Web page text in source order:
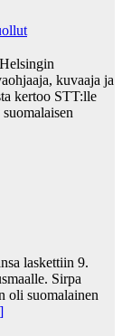
kuvaaja ja
kertoo STT:lle
laskettiin 9.
Sirpa
oli suomalainen